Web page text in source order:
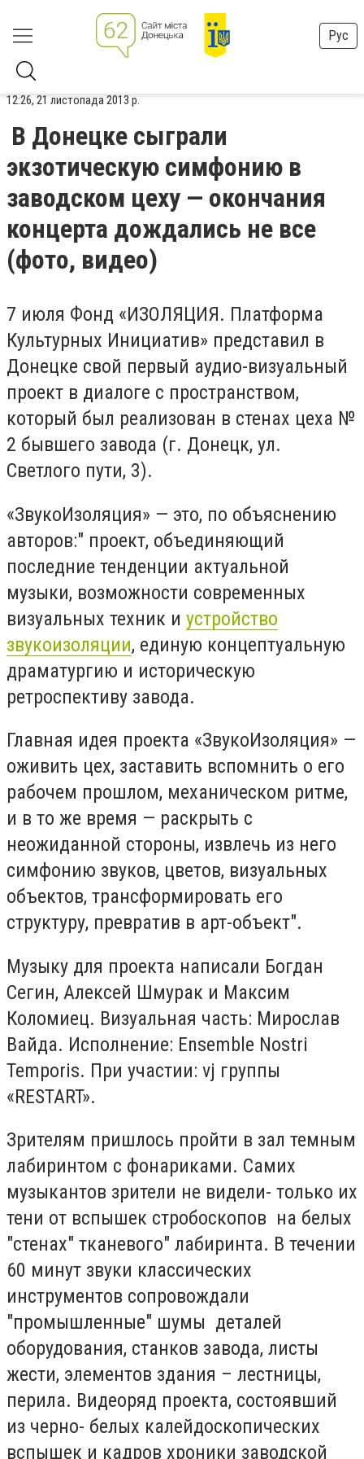
Рус
12:26, 21 листопада 2013 р.
В Донецке сыграли
экзотическую симфонию в
заводском цеху — окончания
концерта дождались не все
(фото, видео)
7 июля Фонд «ИЗОЛЯЦИЯ. Платформа
Культурных Инициатив» представил в
Донецке свой первый аудио-визуальный
проект в диалоге с пространством,
который был реализован в стенах цеха №
2 бывшего завода (г. Донецк, ул.
Светлого пути, 3).
«ЗвукоИзоляция» — это, по объяснению
авторов:" проект, объединяющий
последние тенденции актуальной
музыки, возможности современных
визуальных техник и устройство
звукоизоляции, единую концептуальную
драматургию и историческую
ретроспективу завода.
Главная идея проекта «ЗвукоИзоляция» —
оживить цех, заставить вспомнить о его
рабочем прошлом, механическом ритме,
и в то же время — раскрыть с
неожиданной стороны, извлечь из него
симфонию звуков, цветов, визуальных
объектов, трансформировать его
структуру, превратив в арт-объект".
Музыку для проекта написали Богдан
Сегин, Алексей Шмурак и Максим
Коломиец. Визуальная часть: Мирослав
Вайда. Исполнение: Ensemble Nostri
Temporis. При участии: vj группы
«RESTART».
Зрителям пришлось пройти в зал темным
лабиринтом с фонариками. Самих
музыкантов зрители не видели- только их
тени от вспышек стробоскопов на белых
"стенах" тканевого" лабиринта. В течении
60 минут звуки классических
инструментов сопровождали
"промышленные" шумы деталей
оборудования, станков завода, листы
жести, элементов здания – лестницы,
перила. Видеоряд проекта, состоявший
из черно- белых калейдоскопических
вспышек и кадров хроники заводской